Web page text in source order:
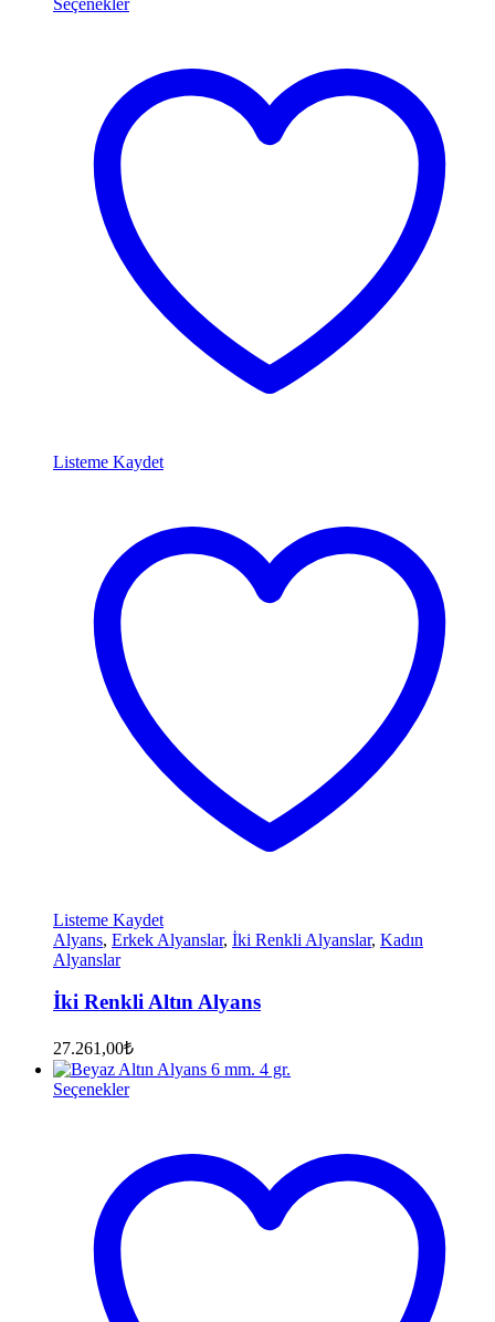
Listeme Kaydet
Listeme Kaydet
Alyans, Erkek Alyanslar, İki Renkli Alyanslar, Kadın
Alyanslar
İki Renkli Altın Alyans
27.261,00₺
Seçenekler